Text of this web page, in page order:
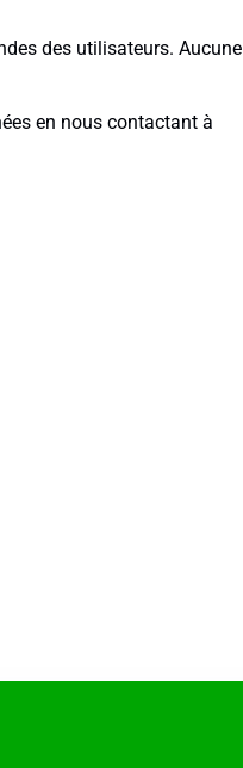
des utilisateurs. Aucune
en nous contactant à